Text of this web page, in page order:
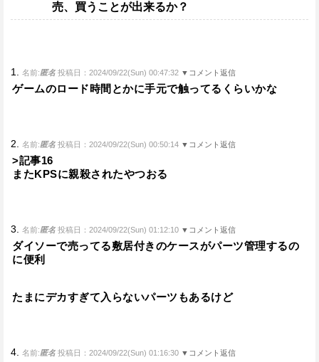
売、買うことが出来るか？
1. 名前:匿名 投稿日：2024/09/22(Sun) 00:47:32 ▼コメント返信
ゲームのロード時間とかに手元で触ってるくらいかな
2. 名前:匿名 投稿日：2024/09/22(Sun) 00:50:14 ▼コメント返信
>記事16
またKPSに親殺されたやつおる
3. 名前:匿名 投稿日：2024/09/22(Sun) 01:12:10 ▼コメント返信
ダイソーで売ってる敷居付きのケースがパーツ管理するの
に便利
たまにデカすぎて入らないパーツもあるけど
4. 名前:匿名 投稿日：2024/09/22(Sun) 01:16:30 ▼コメント返信